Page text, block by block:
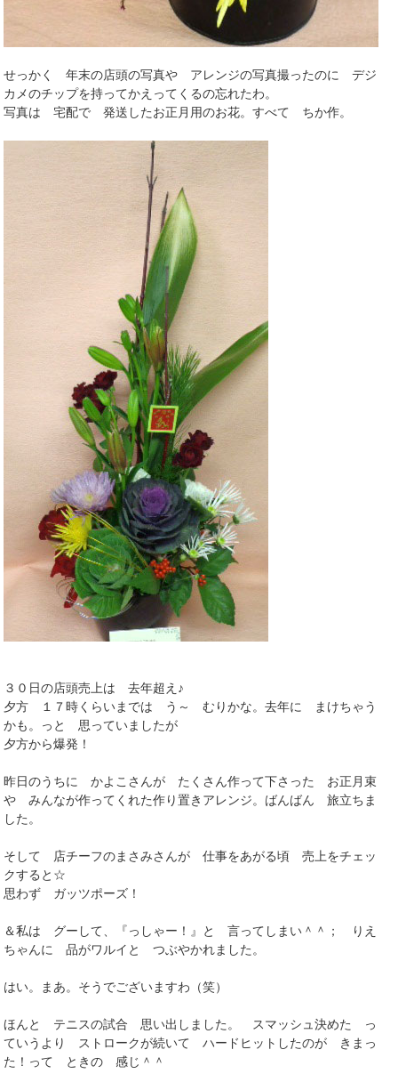
せっかく 年末の店頭の写真や アレンジの写真撮ったのに デジ
カメのチップを持ってかえってくるの忘れたわ。
写真は 宅配で 発送したお正月用のお花。すべて ちか作。
３０日の店頭売上は 去年超え♪
夕方 １７時くらいまでは う～ むりかな。去年に まけちゃう
かも。っと 思っていましたが
夕方から爆発！
昨日のうちに かよこさんが たくさん作って下さった お正月束
や みんなが作ってくれた作り置きアレンジ。ばんばん 旅立ちま
した。
そして 店チーフのまさみさんが 仕事をあがる頃 売上をチェッ
クすると☆
思わず ガッツポーズ！
＆私は グーして、『っしゃー！』と 言ってしまい＾＾； りえ
ちゃんに 品がワルイと つぶやかれました。
はい。まあ。そうでございますわ（笑）
ほんと テニスの試合 思い出しました。 スマッシュ決めた っ
ていうより ストロークが続いて ハードヒットしたのが きまっ
た！って ときの 感じ＾＾